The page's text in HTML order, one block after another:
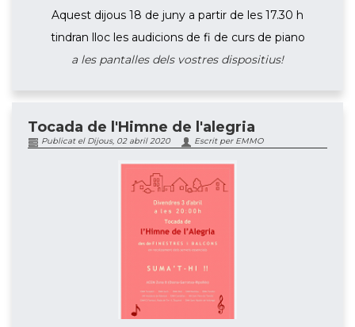
Aquest dijous 18 de juny a partir de les 17.30 h
tindran lloc les audicions de fi de curs de piano
a les pantalles dels vostres dispositius!
Tocada de l'Himne de l'alegria
Publicat el Dijous, 02 abril 2020 Escrit per EMMO